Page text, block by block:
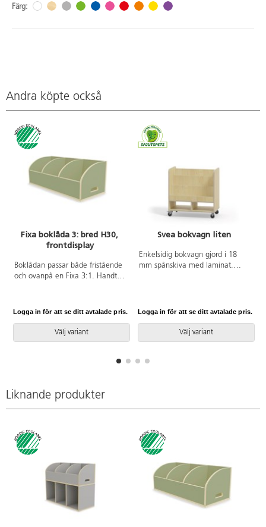
Färg:
Andra köpte också
Fixa boklåda 3: bred H30,
frontdisplay
Boklådan passar både fristående
och ovanpå en Fixa 3:1. Handtag
eller hjul för Fixa. Björk och
färgade med laminat.
Svanenmärkt, licensnummer
Logga in för att se ditt avtalade pris.
Välj variant
Svea bokvagn liten
Enkelsidig bokvagn gjord i 18
mm spånskiva med laminat.
cm. Höjd framkant hylla 8 cm.
hylla 23 cm. Översta bakkanten
är 18 cm. Djup varje hylla 12 cm.
bredd 37 cm. 40,5 djup.
Logga in för att se ditt avtalade pris.
Välj variant
Liknande produkter